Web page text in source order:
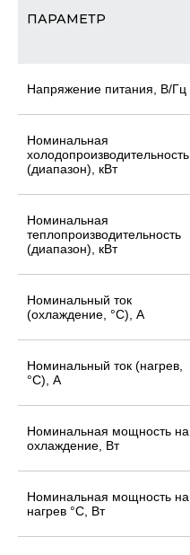
ПАРАМЕТР
Напряжение питания, В/Гц
Номинальная
холодопроизводительность
(диапазон), кВт
Номинальная
теплопроизводительность
(диапазон), кВт
Номинальный ток
(охлаждение, °С), А
Номинальный ток (нагрев,
°С), А
Номинальная мощность на
охлаждение, Вт
Номинальная мощность на
нагрев °С, Вт